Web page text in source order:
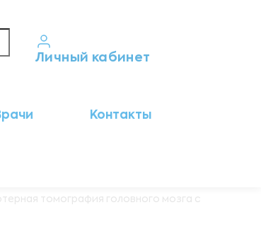
Личный кабинет
Контакты
томография головного мозга с